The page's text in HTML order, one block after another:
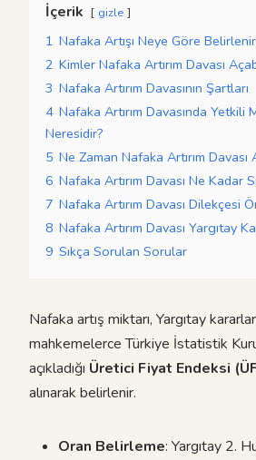
İçerik gizle
1 Nafaka Artışı Neye Göre
2 Kimler Nafaka Artırım Davası
3 Nafaka Artırım Davasının Şartları
4 Nafaka Artırım Davasında Yetkili
Neresidir?
5 Ne Zaman Nafaka Artırım Davası
6 Nafaka Artırım Davası Ne Kadar
7 Nafaka Artırım Davası Dilekçesi
8 Nafaka Artırım Davası Yargıtay
9 Sıkça Sorulan Sorular
Nafaka artış miktarı, Yargıtay
mahkemelerce Türkiye İstatistik
açıkladığı Üretici Fiyat Endeksi
alınarak belirlenir.
Oran Belirleme: Yargıtay 2.